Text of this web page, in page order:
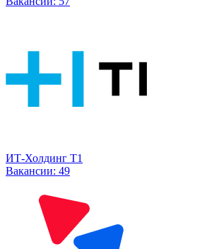
ИТ-Холдинг Т1
Вакансии: 49